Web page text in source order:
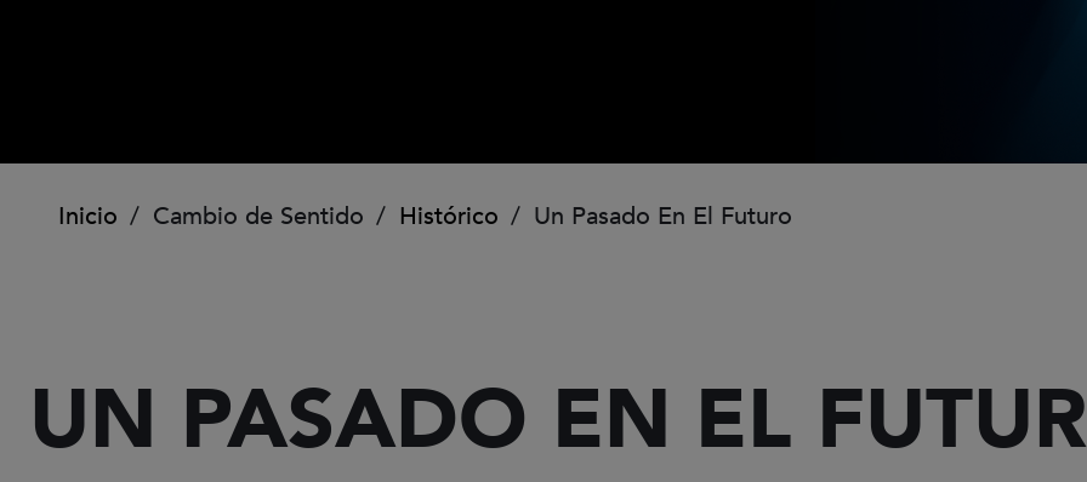
Ruta de navegación
Inicio Cambio de Sentido Histórico Un Pasado En El Futuro
UN PASADO EN EL